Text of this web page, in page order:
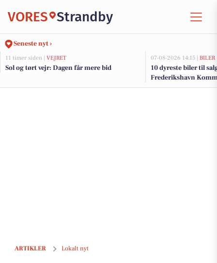
VORES Strandby
Seneste nyt ›
11 timer siden | VEJRET
Sol og tørt vejr: Dagen får mere bid
07-08-2026 14:15 | BILER
10 dyreste biler til
Frederikshavn
ARTIKLER Lokalt nyt
Borgere i Frederikshavn Kommune skal skifte læge på grund af